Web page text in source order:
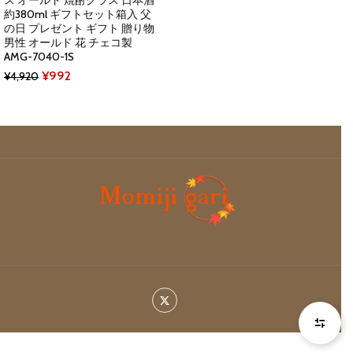
約380ml ギフトセット箱入 父
の日 プレゼント ギフト 贈り物
男性 オールド 花 チェコ製
AMG-7040-1S
¥4,920 Original
¥992